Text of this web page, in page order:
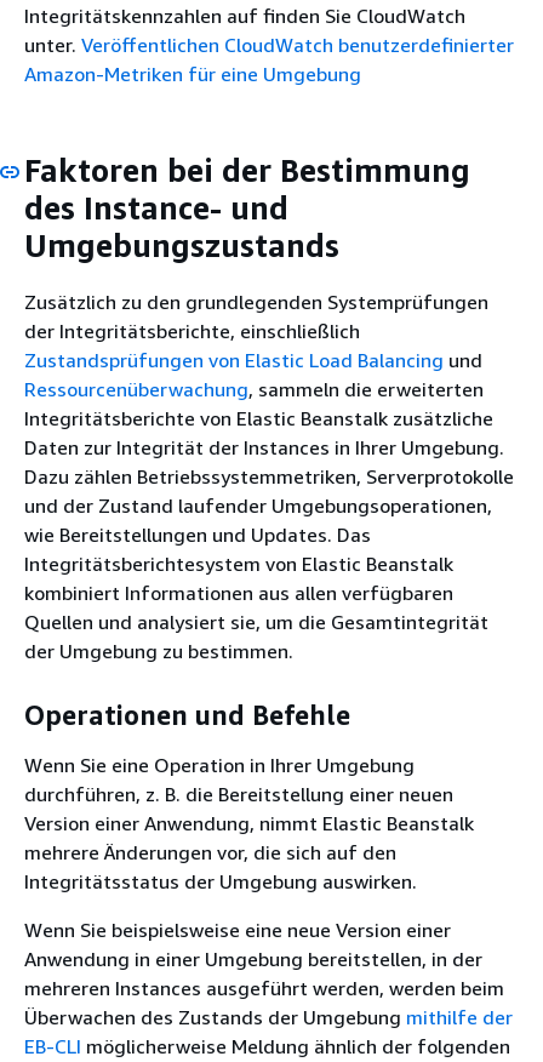
Integritätskennzahlen auf finden Sie CloudWatch
unter. Veröffentlichen CloudWatch benutzerdefinierter
Amazon-Metriken für eine Umgebung
Faktoren bei der Bestimmung
des Instance- und
Umgebungszustands
Zusätzlich zu den grundlegenden Systemprüfungen
der Integritätsberichte, einschließlich
Zustandsprüfungen von Elastic Load Balancing und
Ressourcenüberwachung, sammeln die erweiterten
Integritätsberichte von Elastic Beanstalk zusätzliche
Daten zur Integrität der Instances in Ihrer Umgebung.
Dazu zählen Betriebssystemmetriken, Serverprotokolle
und der Zustand laufender Umgebungsoperationen,
wie Bereitstellungen und Updates. Das
Integritätsberichtesystem von Elastic Beanstalk
kombiniert Informationen aus allen verfügbaren
Quellen und analysiert sie, um die Gesamtintegrität
der Umgebung zu bestimmen.
Operationen und Befehle
Wenn Sie eine Operation in Ihrer Umgebung
durchführen, z. B. die Bereitstellung einer neuen
Version einer Anwendung, nimmt Elastic Beanstalk
mehrere Änderungen vor, die sich auf den
Integritätsstatus der Umgebung auswirken.
Wenn Sie beispielsweise eine neue Version einer
Anwendung in einer Umgebung bereitstellen, in der
mehreren Instances ausgeführt werden, werden beim
Überwachen des Zustands der Umgebung mithilfe der
EB-CLI möglicherweise Meldung ähnlich der folgenden